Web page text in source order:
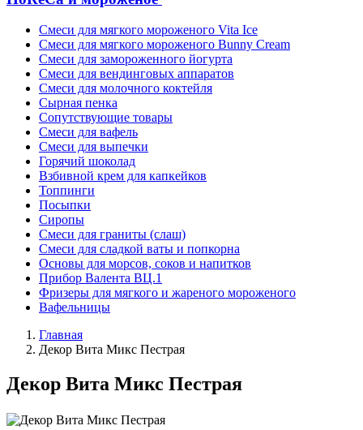
Смеси для мягкого мороженого Vita Ice
Смеси для мягкого мороженого Bunny Cream
Смеси для замороженного йогурта
Смеси для вендинговых аппаратов
Смеси для молочного коктейля
Сырная пенка
Сопутствующие товары
Смеси для вафель
Смеси для выпечки
Горячий шоколад
Взбивной крем для капкейков
Топпинги
Посыпки
Сиропы
Смеси для граниты (слаш)
Смеси для сладкой ваты и попкорна
Основы для морсов, соков и напитков
Прибор Валента ВЦ.1
Фризеры для мягкого и жареного мороженого
Вафельницы
Главная
Декор Вита Микс Пестрая
Декор Вита Микс Пестрая